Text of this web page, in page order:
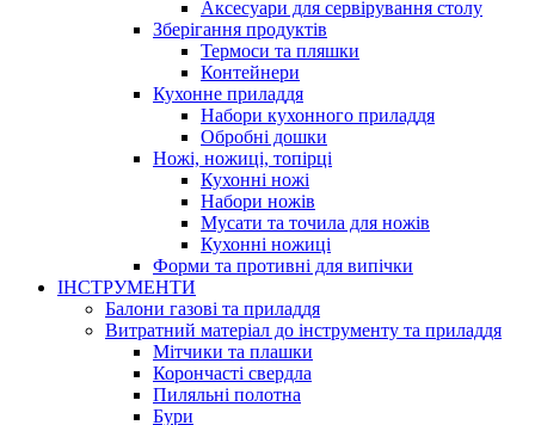
Аксесуари для сервірування столу
Зберігання продуктів
Термоси та пляшки
Контейнери
Кухонне приладдя
Набори кухонного приладдя
Обробні дошки
Ножі, ножиці, топірці
Кухонні ножі
Набори ножів
Мусати та точила для ножів
Кухонні ножиці
Форми та противні для випічки
ІНСТРУМЕНТИ
Балони газові та приладдя
Витратний матеріал до інструменту та приладдя
Мітчики та плашки
Корончасті свердла
Пиляльні полотна
Бури